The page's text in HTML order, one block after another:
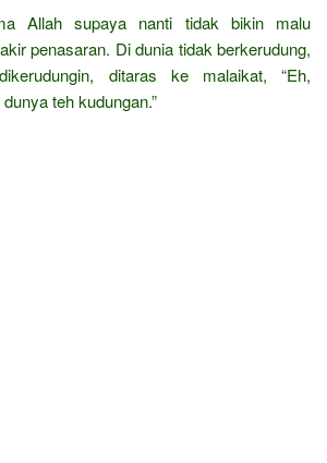
Allah supaya nanti tidak bikin malu
penasaran. Di dunia tidak berkerudung,
ditaras ke malaikat, “Eh,
teh kudungan.”